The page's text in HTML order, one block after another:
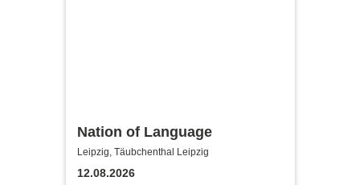
Nation of Language
Leipzig, Täubchenthal Leipzig
12.08.2026